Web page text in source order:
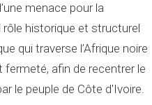
menace pour la
historique et structurel
qui traverse l’Afrique noire
afin de recentrer le
le peuple de Côte d'Ivoire.